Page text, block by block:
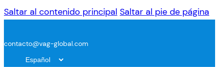
Saltar al contenido principal Saltar al pie de página
contacto@vag-global.com